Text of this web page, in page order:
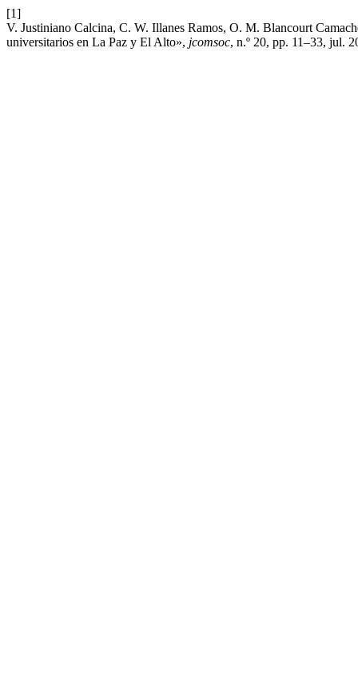
[1]
V. Justiniano Calcina, C. W. Illanes Ramos, O. M. Blancourt
universitarios en La Paz y El Alto», jcomsoc, n.º 20, pp. 11–33, jul.